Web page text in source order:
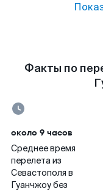
Факты по
около 9 часов
Среднее время
перелета из
Севастополя в
Гуанчжоу без